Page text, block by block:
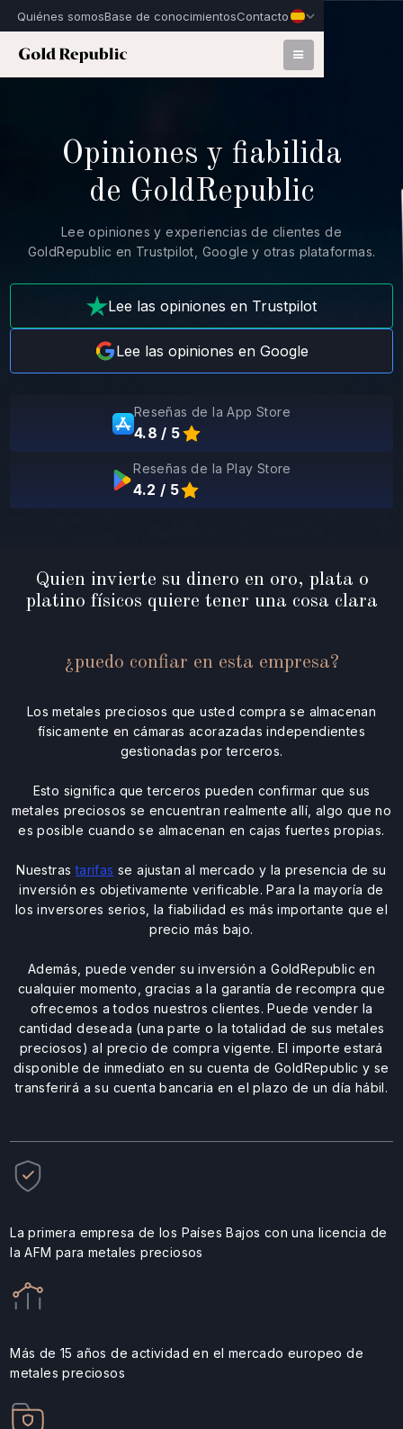
Quiénes somosBase de conocimientosContacto
Opiniones y fiabilida
de GoldRepublic
Lee opiniones y experiencias de clientes de
GoldRepublic en Trustpilot, Google y otras plataformas.
Lee las opiniones en Trustpilot
Lee las opiniones en Google
Reseñas de la App Store
4.8 / 5
Reseñas de la Play Store
4.2 / 5
Quien invierte su dinero en oro, plata o
platino físicos quiere tener una cosa clara
¿puedo confiar en esta empresa?
Los metales preciosos que usted compra se almacenan
físicamente en cámaras acorazadas independientes
gestionadas por terceros.
Esto significa que terceros pueden confirmar que sus
metales preciosos se encuentran realmente allí, algo que no
es posible cuando se almacenan en cajas fuertes propias.
Nuestrastarifas se ajustan al mercado y la presencia de su
inversión es objetivamente verificable. Para la mayoría de
los inversores serios, la fiabilidad es más importante que el
precio más bajo.
Además, puede vender su inversión a GoldRepublic en
cualquier momento, gracias a la garantía de recompra que
ofrecemos a todos nuestros clientes. Puede vender la
cantidad deseada (una parte o la totalidad de sus metales
preciosos) al precio de compra vigente. El importe estará
disponible de inmediato en su cuenta de GoldRepublic y se
transferirá a su cuenta bancaria en el plazo de un día hábil.
La primera empresa de los Países Bajos con una licencia de
la AFM para metales preciosos
Más de 15 años de actividad en el mercado europeo de
metales preciosos